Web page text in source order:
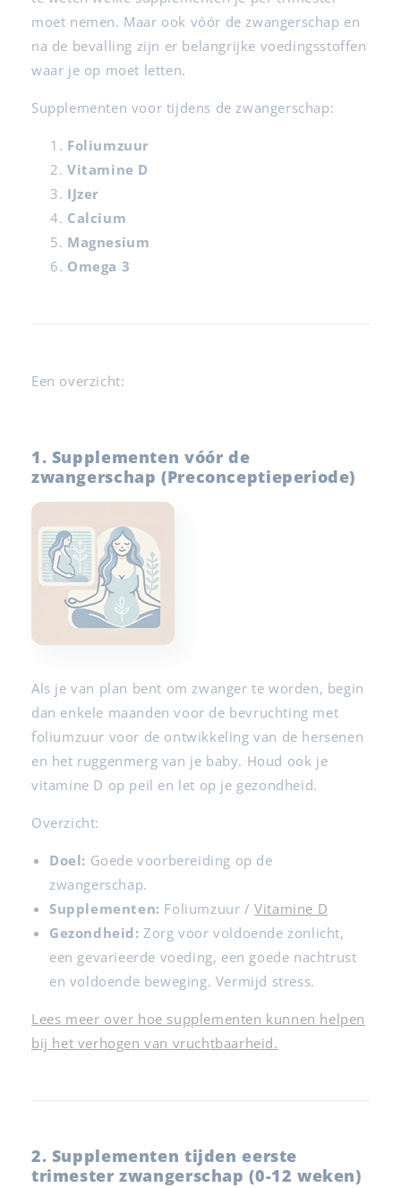
moet nemen. Maar ook vóór de zwangerschap en
na de bevalling zijn er belangrijke voedingsstoffen
waar je op moet letten.
Supplementen voor tijdens de zwangerschap:
Foliumzuur
Vitamine D
IJzer
Calcium
Magnesium
Omega 3
Een overzicht:
1. Supplementen vóór de
zwangerschap (Preconceptieperiode)
Als je van plan bent om zwanger te worden, begin
dan enkele maanden voor de bevruchting met
foliumzuur voor de ontwikkeling van de hersenen
en het ruggenmerg van je baby. Houd ook je
vitamine D op peil en let op je gezondheid.
Overzicht:
Doel: Goede voorbereiding op de
zwangerschap.
Supplementen: Foliumzuur /Vitamine D
Gezondheid: Zorg voor voldoende zonlicht,
een gevarieerde voeding, een goede nachtrust
en voldoende beweging. Vermijd stress.
Lees meer over hoe supplementen kunnen helpen
bij het verhogen van vruchtbaarheid.
2. Supplementen tijden eerste
trimester zwangerschap (0-12 weken)